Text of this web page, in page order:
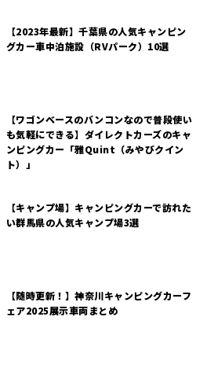
【2023年最新】千葉県の人気キャンピン
グカー車中泊施設（RVパーク）10選
【ワゴンベースのバンコンなので普段使い
も気軽にできる】ダイレクトカーズのキャ
ンピングカー「雅Quint（みやびクイン
ト）」
【キャンプ場】キャンピングカーで訪れた
い群馬県の人気キャンプ場3選
【随時更新！】神奈川キャンピングカーフ
ェア2025展示車両まとめ